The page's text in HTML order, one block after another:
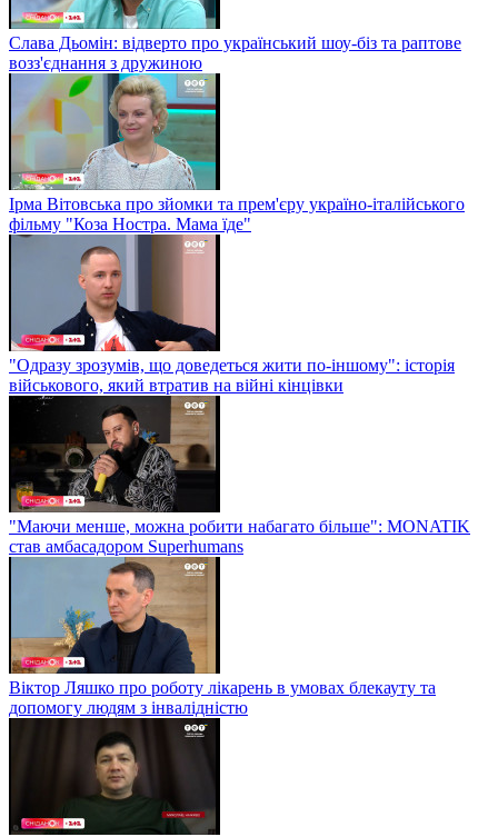
Слава Дьомін: відверто про український шоу-біз та раптове
возз'єднання з дружиною
Ірма Вітовська про зйомки та прем'єру україно-італійського
фільму "Коза Ностра. Мама їде"
"Одразу зрозумів, що доведеться жити по-іншому": історія
військового, який втратив на війні кінцівки
"Маючи менше, можна робити набагато більше": MONATIK
став амбасадором Superhumans
Віктор Ляшко про роботу лікарень в умовах блекауту та
допомогу людям з інвалідністю